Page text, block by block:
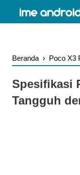
Beranda › Poco X3
Spesifikasi
Tangguh